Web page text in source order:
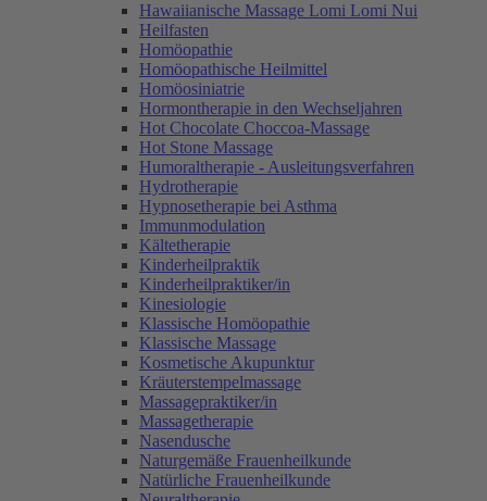
Hawaiianische Massage Lomi Lomi Nui
Heilfasten
Homöopathie
Homöopathische Heilmittel
Homöosiniatrie
Hormontherapie in den Wechseljahren
Hot Chocolate Choccoa-Massage
Hot Stone Massage
Humoraltherapie - Ausleitungsverfahren
Hydrotherapie
Hypnosetherapie bei Asthma
Immunmodulation
Kältetherapie
Kinderheilpraktik
Kinderheilpraktiker/in
Kinesiologie
Klassische Homöopathie
Klassische Massage
Kosmetische Akupunktur
Kräuterstempelmassage
Massagepraktiker/in
Massagetherapie
Nasendusche
Naturgemäße Frauenheilkunde
Natürliche Frauenheilkunde